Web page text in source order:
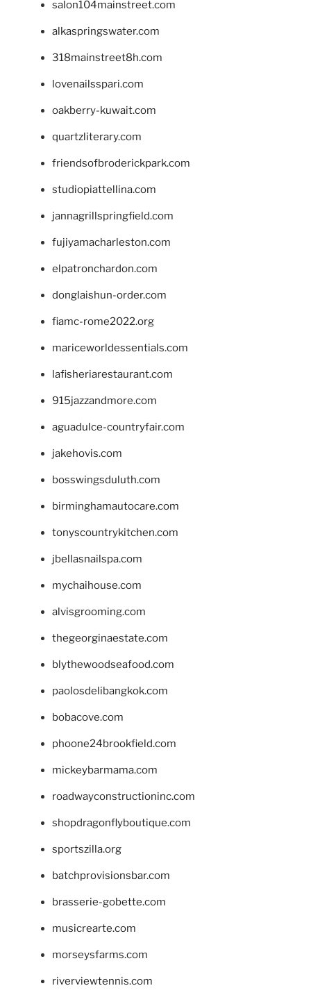
salon104mainstreet.com
alkaspringswater.com
318mainstreet8h.com
lovenailsspari.com
oakberry-kuwait.com
quartzliterary.com
friendsofbroderickpark.com
studiopiattellina.com
jannagrillspringfield.com
fujiyamacharleston.com
elpatronchardon.com
donglaishun-order.com
fiamc-rome2022.org
mariceworldessentials.com
lafisheriarestaurant.com
915jazzandmore.com
aguadulce-countryfair.com
jakehovis.com
bosswingsduluth.com
birminghamautocare.com
tonyscountrykitchen.com
jbellasnailspa.com
mychaihouse.com
alvisgrooming.com
thegeorginaestate.com
blythewoodseafood.com
paolosdelibangkok.com
bobacove.com
phoone24brookfield.com
mickeybarmama.com
roadwayconstructioninc.com
shopdragonflyboutique.com
sportszilla.org
batchprovisionsbar.com
brasserie-gobette.com
musicrearte.com
morseysfarms.com
riverviewtennis.com